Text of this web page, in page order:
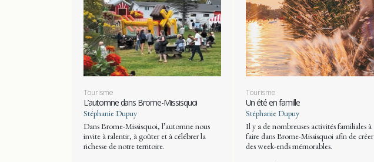
Tourisme
L’automne dans Brome-Missisquoi
Stéphanie Dupuy
Dans Brome-Missisquoi, l’automne nous
invite à ralentir, à goûter et à célébrer la
richesse de notre territoire.
Tourisme
Un été en famille
Stéphanie Dupuy
Il y a de nombreuses activités familiales à
faire dans Brome-Missisquoi afin de créer
des week-ends mémorables.